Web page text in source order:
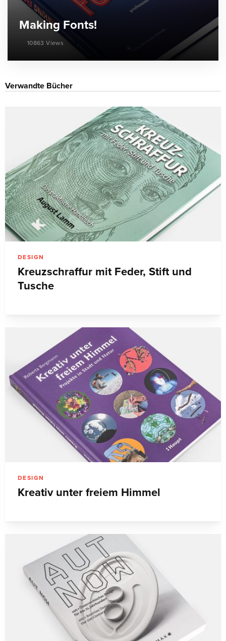
Making Fonts!
10863 Views
Verwandte Bücher
DESIGN
Kreuzschraffur mit Feder, Stift und
Tusche
DESIGN
Kreativ unter freiem Himmel